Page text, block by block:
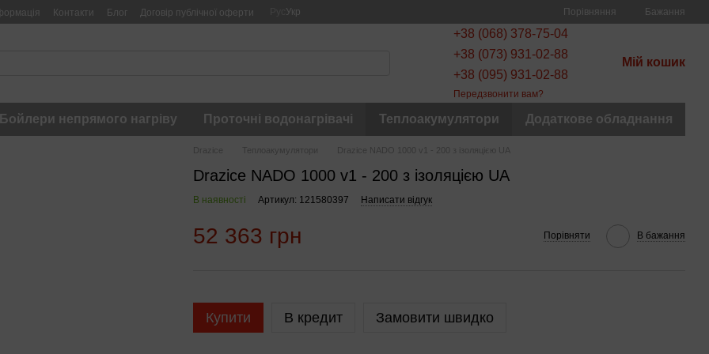
Контакти Блог Договір публічної оферти Укр Порівняння Бажання
+38 (068) 378-75-04
+38 (073) 931-02-88
+38 (095) 931-02-88
Передзвонити вам?
Мій кошик
Бойлери непрямого нагріву Проточні водонагрівачі Теплоакумулятори Додаткове обладнання
Drazice Теплоакумулятори Drazice NADO 1000 v1 - 200 з ізоляцією UA
Drazice NADO 1000 v1 - 200 з ізоляцією UA
В наявності Артикул: 121580397 Написати відгук
52 363 грн Порівняти В бажання
Купити В кредит Замовити швидко